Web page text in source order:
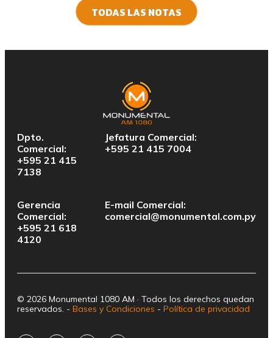
TODAS LAS NOTAS
Dpto.
Comercial:
+595 21 415
7138
Jefatura Comercial:
+595 21 415 7004
Gerencia
Comercial:
+595 21 618
4120
E-mail Comercial:
comercial@monumental.com.py
© 2026 Monumental 1080 AM · Todos los derechos quedan
reservados. - Bases y Condiciones - Política de privacidad